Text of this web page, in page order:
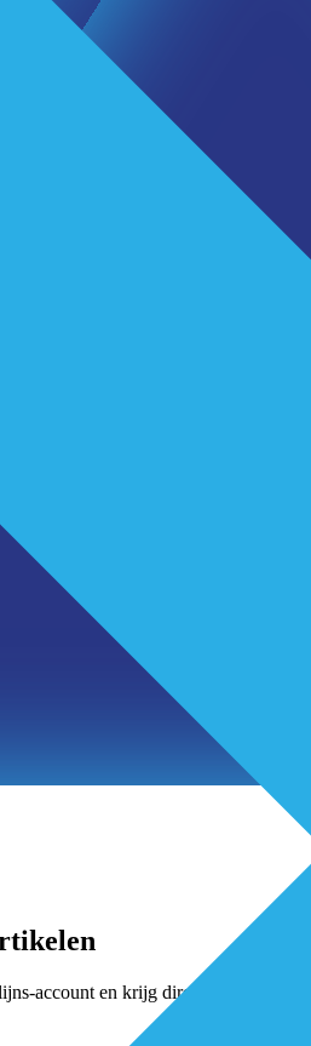
account en krijg direct toegang.